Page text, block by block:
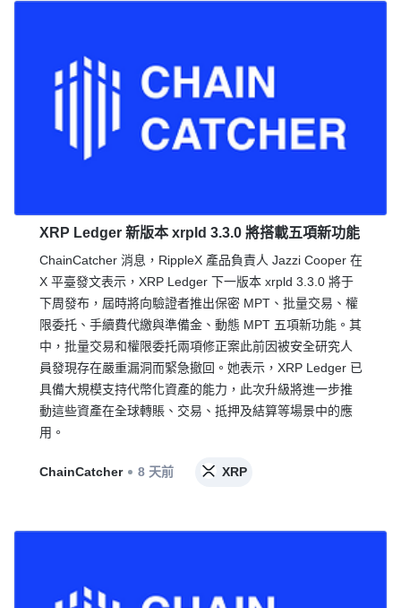
XRP Ledger 新版本 xrpld 3.3.0 將搭載五項新功能
ChainCatcher 消息，RippleX 產品負責人 Jazzi Cooper 在
X 平臺發文表示，XRP Ledger 下一版本 xrpld 3.3.0 將于
下周發布，屆時將向驗證者推出保密 MPT、批量交易、權
限委托、手續費代繳與準備金、動態 MPT 五項新功能。其
中，批量交易和權限委托兩項修正案此前因被安全研究人
員發現存在嚴重漏洞而緊急撤回。她表示，XRP Ledger 已
具備大規模支持代幣化資產的能力，此次升級將進一步推
動這些資產在全球轉賬、交易、抵押及結算等場景中的應
用。
ChainCatcher 8 天前 XRP